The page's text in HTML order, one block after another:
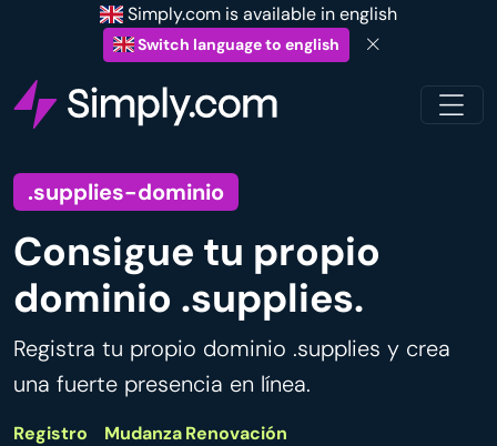
Simply.com is available in english
Switch language to english
.supplies-dominio
Consigue tu propio
dominio .supplies.
Registra tu propio dominio .supplies y crea
una fuerte presencia en línea.
Registro
MudanzaRenovación